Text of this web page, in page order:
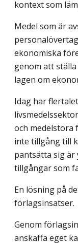
kontext som
Medel som är
ekonomiska
genom att
lagen om
Idag har
och medelstora
inte tillgång till
pantsätta sig är
tillgångar som
En lösning på
förlagsinsatser.
Genom
anskaffa eget